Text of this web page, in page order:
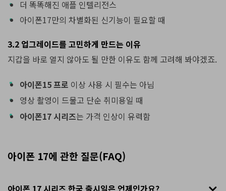
더 똑똑해진 애플 인텔리전스
아이폰17만의 차별화된 신기능이 필요할 때
3.2 업그레이드를 고민하게 만드는 이유
지갑을 바로 열지 않아도 될 만한 이유도 함께 고려해 봐야겠죠.
아이폰15 프로 이상 사용 시 필수는 아님
영상 촬영이 드물고 단순 취미용일 때
아이폰17 시리즈는 가격 인상이 유력함
아이폰 17에 관한 질문(FAQ)